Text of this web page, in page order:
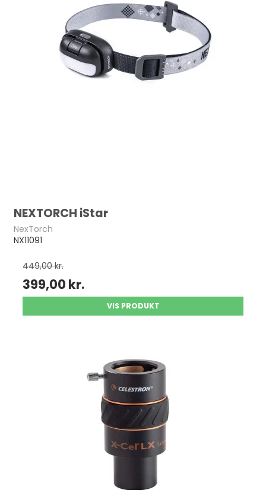
NEXTORCH iStar
NexTorch
NX11091
449,00 kr.
399,00 kr.
VIS PRODUKT